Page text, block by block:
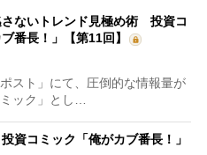
さないトレンド見極め術 投資コ
番長！」【第11回】
スト」にて、圧倒的な情報量が
ック」とし…
資コミック「俺がカブ番長！」